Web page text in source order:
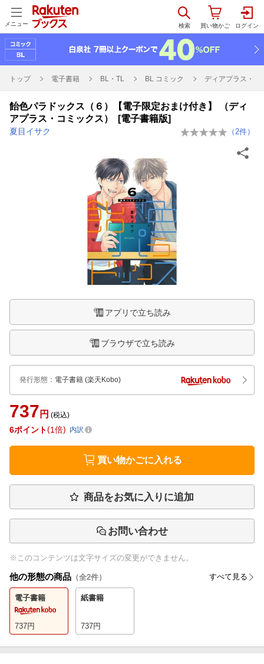
メニュー
トップ 電子書籍 BL・TL BL コミック ディアプラス・コ
飴色パラドックス（６）【電子限定おまけ付き】 （ディ
アプラス・コミックス） [電子書籍版]
夏目イサク （ 2件）
アプリで立ち読み
ブラウザで立ち読み
発行形態 ： 電子書籍 (楽天Kobo)
737 円 (税込)
6ポイント 1倍 内訳
買い物かごに入れる
商品をお気に入りに追加
お問い合わせ
※このコンテンツは文字サイズの変更ができません。
他の形態の商品 （全2件） すべて見る
電子書籍
737円
紙書籍
737円